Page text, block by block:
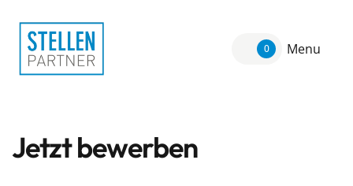
0 Menu
Jetzt bewerben